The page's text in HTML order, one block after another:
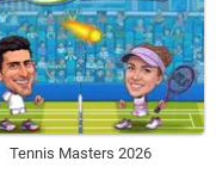
Tennis Masters 2026